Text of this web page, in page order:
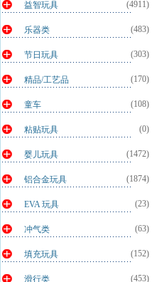
(4911)
益智玩具
(483)
乐器类
(303)
节日玩具
(170)
精品/工艺品
(108)
童车
(0)
粘贴玩具
(1472)
婴儿玩具
(1874)
铝合金玩具
(23)
EVA 玩具
(63)
冲气类
(152)
填充玩具
(453)
滑行类